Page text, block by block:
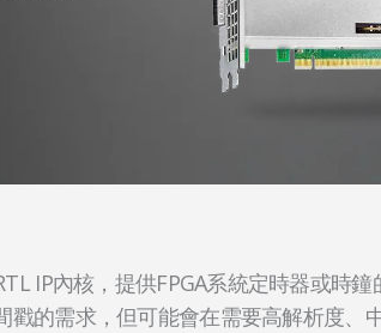
IP內核，提供FPGA系統定時器或時
的需求，但可能會在需要高解析度、